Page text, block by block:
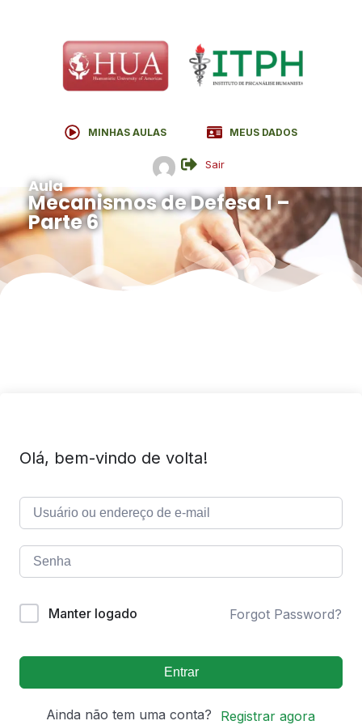
MINHAS AULAS MEUS DADOS
Sair
Aula
Mecanismos de Defesa 1 –
Parte 6
Olá, bem-vindo de volta!
Manter logado Forgot Password?
Entrar
Ainda não tem uma conta? Registrar agora